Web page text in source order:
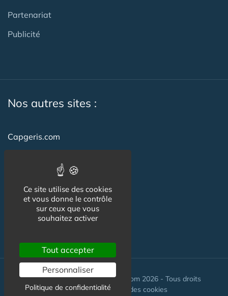
Partenariat
Publicité
Nos autres sites :
Capgeris.com
Emploi-formation-sante.com
Seniorissimmo.com
Creche-et-naissance.com
© Maisons-et-poles-de-sante.com 2026 - Tous droits
réservés. //Gestion des cookies
Ce site utilise des cookies
et vous donne le contrôle
sur ceux que vous
souhaitez activer
Tout accepter
Personnaliser
Politique de confidentialité